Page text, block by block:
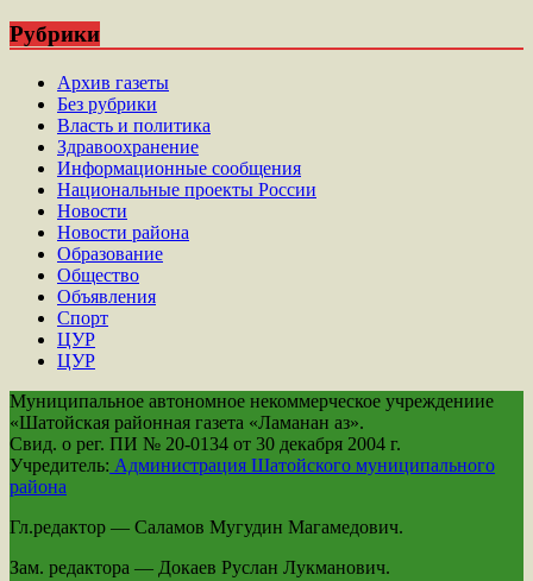
Рубрики
Архив газеты
Без рубрики
Власть и политика
Здравоохранение
Информационные сообщения
Национальные проекты России
Новости
Новости района
Образование
Общество
Объявления
Спорт
ЦУР
ЦУР
Муниципальное автономное некоммерческое учреждениие
«Шатойская районная газета «Ламанан аз».
Свид. о рег. ПИ № 20-0134 от 30 декабря 2004 г.
Учредитель: Администрация Шатойского муниципального
района
Гл.редактор — Саламов Мугудин Магамедович.
Зам. редактора — Докаев Руслан Лукманович.